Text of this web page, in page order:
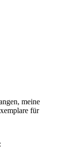
meine
für